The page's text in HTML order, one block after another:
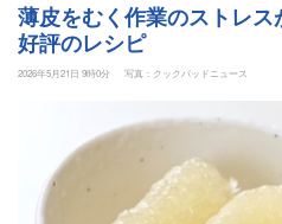
薄皮をむく作業のストレ
好評のレシピ
2026年5月21日 9時0分
写真：クックパッドニュース